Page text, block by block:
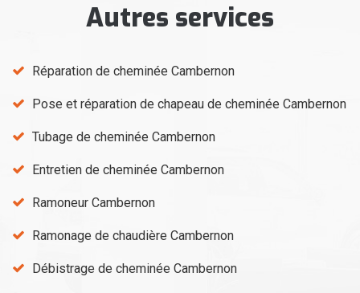
Autres services
Réparation de cheminée Cambernon
Pose et réparation de chapeau de cheminée Cambernon
Tubage de cheminée Cambernon
Entretien de cheminée Cambernon
Ramoneur Cambernon
Ramonage de chaudière Cambernon
Débistrage de cheminée Cambernon